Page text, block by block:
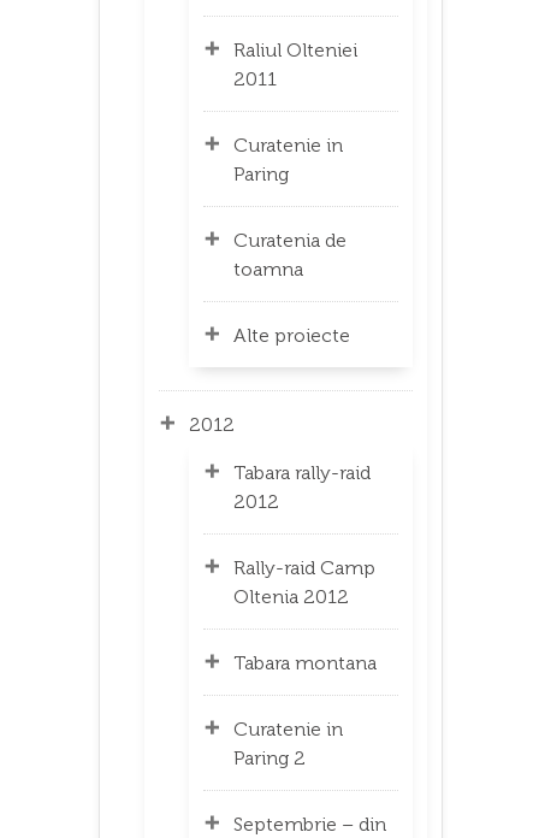
Raliul Olteniei
2011
Curatenie in
Paring
Curatenia de
toamna
Alte proiecte
2012
Tabara rally-raid
2012
Rally-raid Camp
Oltenia 2012
Tabara montana
Curatenie in
Paring 2
Septembrie – din